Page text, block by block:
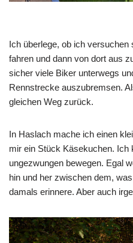
Ich überlege, ob ich
fahren und dann von dort aus
sicher viele Biker unterwegs
Rennstrecke auszubremsen.
gleichen Weg zurück.
In Haslach mache ich einen
mir ein Stück Käsekuchen. Ich
ungezwungen bewegen. Egal
hin und her zwischen dem,
damals erinnere. Aber auch